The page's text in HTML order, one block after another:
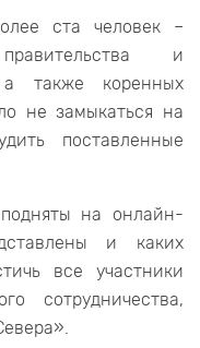
ста человек –
и
а также коренных
не замыкаться на
поставленные
на онлайн-
и каких
все участники
сотрудничества,